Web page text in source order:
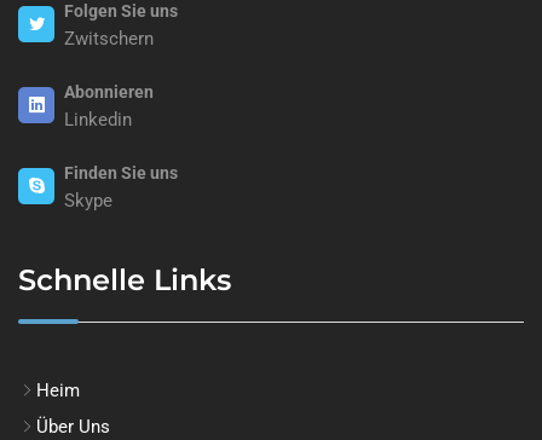
Folgen Sie uns
Zwitschern
Abonnieren
Linkedin
Finden Sie uns
Skype
Schnelle Links
Heim
Über Uns